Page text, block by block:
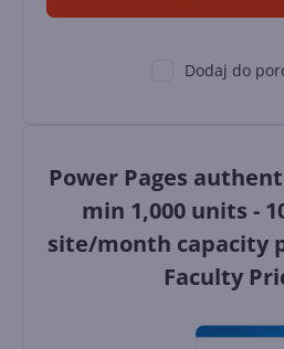
Dodaj do
Power Pages
min 1,000 units -
site/month capacity
Faculty